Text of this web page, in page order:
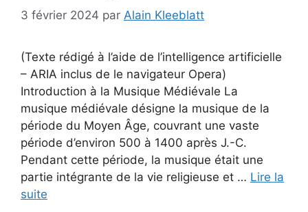
3 février 2024 par Alain Kleeblatt
(Texte rédigé à l’aide de l’intelligence artificielle
– ARIA inclus de le navigateur Opera)
Introduction à la Musique Médiévale La
musique médiévale désigne la musique de la
période du Moyen Âge, couvrant une vaste
période d’environ 500 à 1400 après J.-C.
Pendant cette période, la musique était une
partie intégrante de la vie religieuse et … Lire la
suite